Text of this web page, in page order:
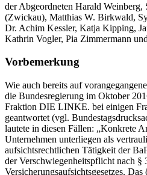
der Abgeordneten Harald Weinberg,
(Zwickau), Matthias W. Birkwald,
Dr. Achim Kessler, Katja Kipping,
Kathrin Vogler, Pia Zimmermann
Vorbemerkung
Wie auch bereits auf
die Bundesregierung im Oktober
Fraktion DIE LINKE. bei einigen
geantwortet (vgl.
lautete in diesen Fällen: „Konkrete
Unternehmen unterliegen als
aufsichtsrechtlichen Tätigkeit der
der Verschwiegenheitspflicht nach §
Versicherungsaufsichtsgesetzes.